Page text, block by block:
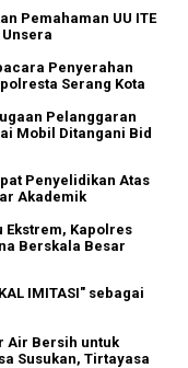
Pemahaman UU ITE
Penyerahan
Serang Kota
Pelanggaran
Mobil Ditangani Bid
Penyelidikan Atas
Akademik
Ekstrem, Kapolres
Berskala Besar
IMITASI" sebagai
Air Bersih untuk
Susukan, Tirtayasa